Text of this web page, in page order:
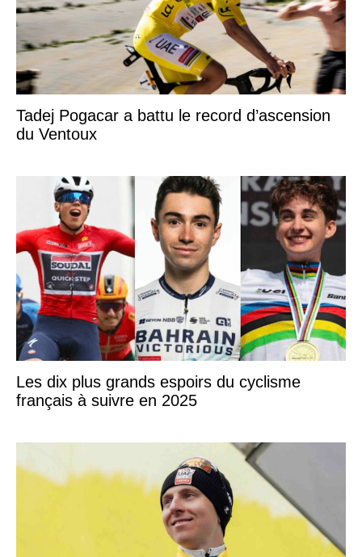
Tadej Pogacar a battu le record d’ascension
du Ventoux
Les dix plus grands espoirs du cyclisme
français à suivre en 2025